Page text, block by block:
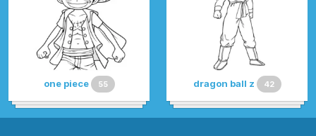
one piece 55 dragon ball z 42